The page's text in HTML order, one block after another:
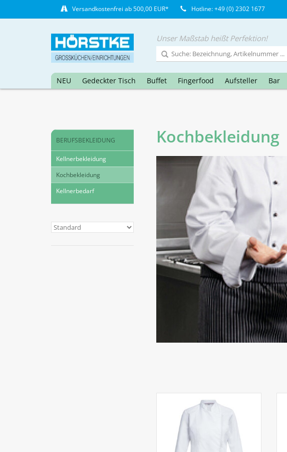
Versandkostenfrei ab 500,00 EUR* Hotline: +49 (0) 2302 1677
Unser Maßstab heißt Perfektion!
NEU Gedeckter Tisch Buffet Fingerfood Aufsteller Bar
BERUFSBEKLEIDUNG
Kellnerbekleidung
Kochbekleidung
Kellnerbedarf
Kochbekleidung